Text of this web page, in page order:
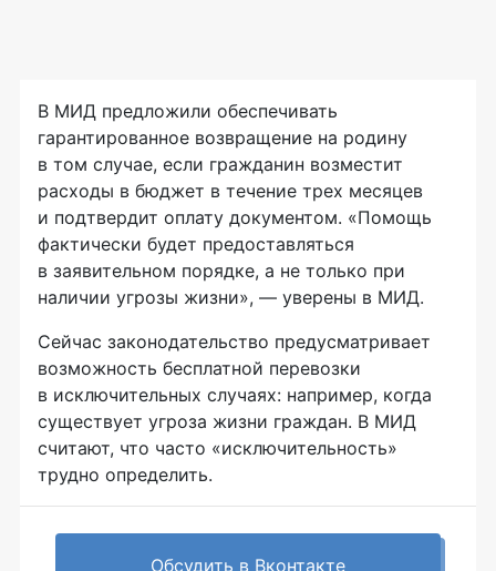
В МИД предложили обеспечивать
гарантированное возвращение на родину
в том случае, если гражданин возместит
расходы в бюджет в течение трех месяцев
и подтвердит оплату документом. «Помощь
фактически будет предоставляться
в заявительном порядке, а не только при
наличии угрозы жизни», — уверены в МИД.
Сейчас законодательство предусматривает
возможность бесплатной перевозки
в исключительных случаях: например, когда
существует угроза жизни граждан. В МИД
считают, что часто «исключительность»
трудно определить.
Обсудить в Вконтакте